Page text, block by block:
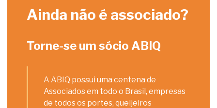
Ainda não é associado?
Torne-se um sócio ABIQ
A ABIQ possui uma centena de
Associados em todo o Brasil, empresas
de todos os portes, queijeiros